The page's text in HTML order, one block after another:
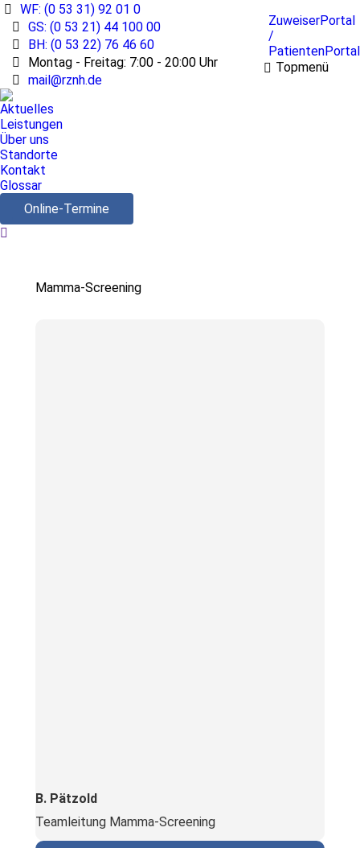
WF: (0 53 31) 92 01 0
GS: (0 53 21) 44 100 00
BH: (0 53 22) 76 46 60
Montag - Freitag: 7:00 - 20:00 Uhr
mail@rznh.de
ZuweiserPortal
/
PatientenPortal
Topmenü
Aktuelles
Leistungen
Über uns
Standorte
Kontakt
Glossar
Online-Termine
Search:
Mamma-Screening
B. Pätzold
Teamleitung Mamma-Screening